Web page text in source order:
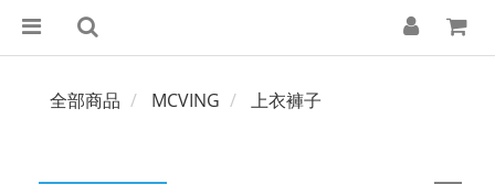
全部商品 MCVING 上衣褲子